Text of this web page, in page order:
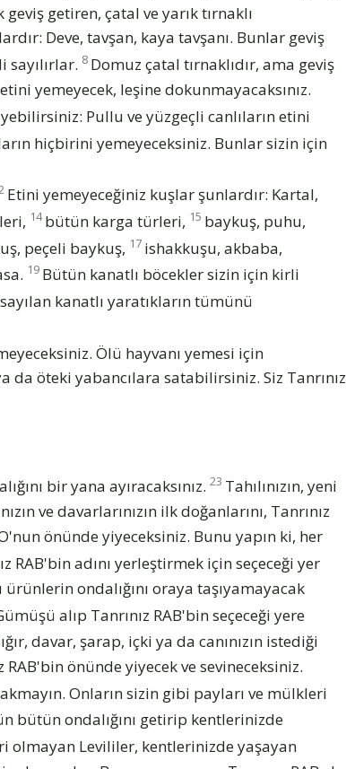
geviş getiren, çatal ve yarık tırnaklı
Deve, tavşan, kaya tavşanı. Bunlar geviş
8 Domuz çatal tırnaklıdır, ama geviş
yemeyecek, leşine dokunmayacaksınız.
Pullu ve yüzgeçli canlıların etini
hiçbirini yemeyeceksiniz. Bunlar sizin için
Etini yemeyeceğiniz kuşlar şunlardır: Kartal,
14 bütün karga türleri, 15 baykuş, puhu,
peçeli baykuş, 17 ishakkuşu, akbaba,
19 Bütün kanatlı böcekler sizin için kirli
kanatlı yaratıkların tümünü
Ölü hayvanı yemesi için
öteki yabancılara satabilirsiniz. Siz Tanrınız
bir yana ayıracaksınız. 23 Tahılınızın, yeni
ve davarlarınızın ilk doğanlarını, Tanrınız
önünde yiyeceksiniz. Bunu yapın ki, her
RAB'bin adını yerleştirmek için seçeceği yer
ürünlerin ondalığını oraya taşıyamayacak
alıp Tanrınız RAB'bin seçeceği yere
davar, şarap, içki ya da canınızın istediği
RAB'bin önünde yiyecek ve sevineceksiniz.
Onların sizin gibi payları ve mülkleri
bütün ondalığını getirip kentlerinizde
olmayan Levililer, kentlerinizde yaşayan